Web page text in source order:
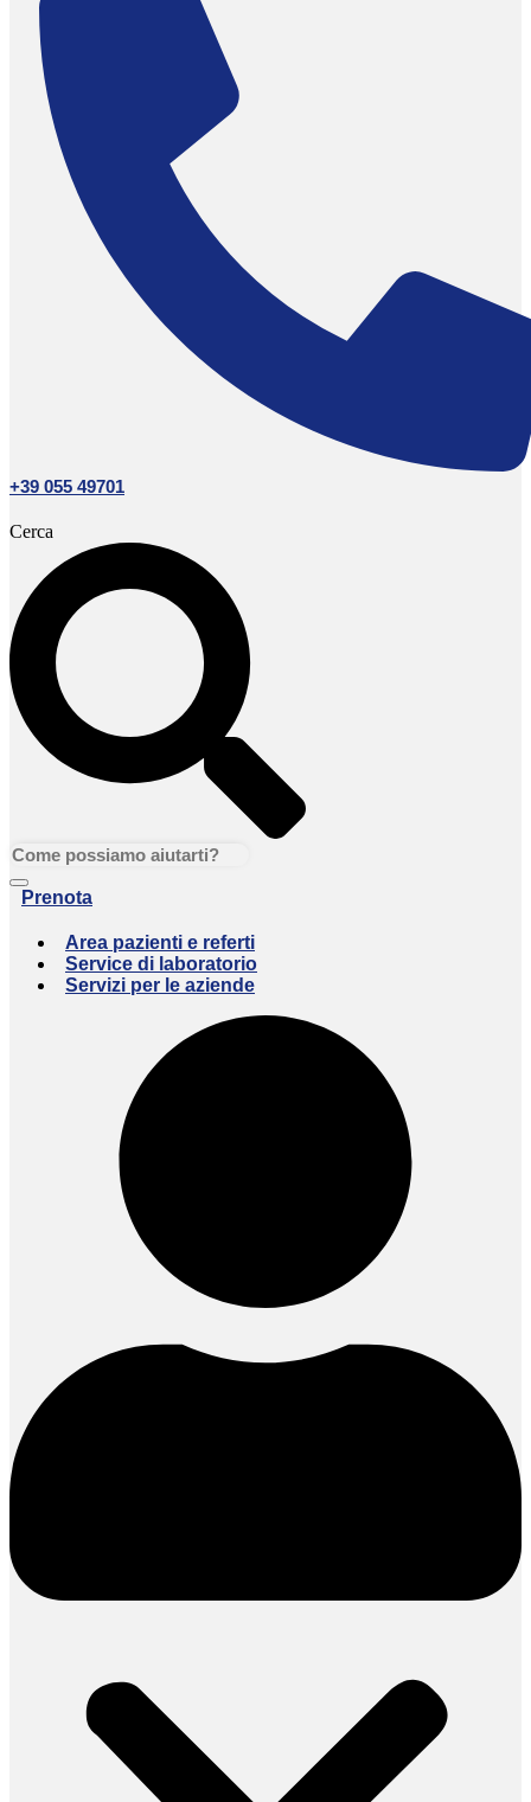
+39 055 49701
Cerca
Prenota
Area pazienti e referti
Service di laboratorio
Servizi per le aziende